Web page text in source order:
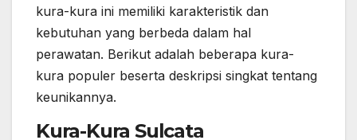
kura-kura ini memiliki karakteristik dan
kebutuhan yang berbeda dalam hal
perawatan. Berikut adalah beberapa kura-
kura populer beserta deskripsi singkat tentang
keunikannya.
Kura-Kura Sulcata